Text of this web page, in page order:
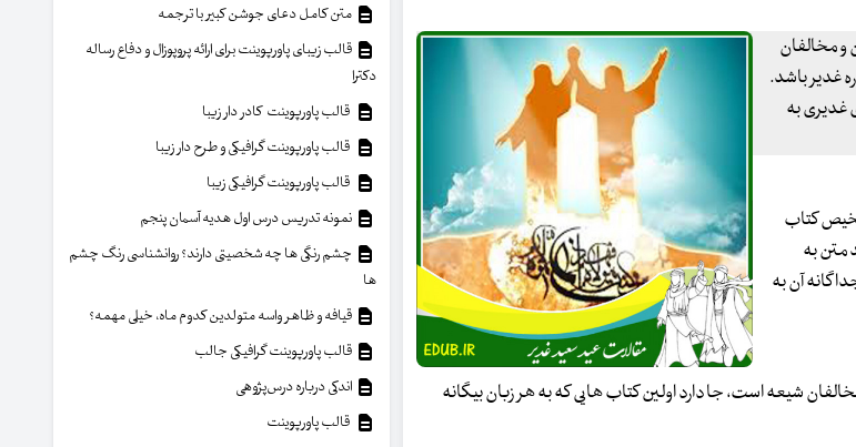
و مخالفان
غدیر باشد.
غدیری به
کتاب
متن به
آن به
شیعه است، جا دارد اولین کتاب هایی که به هر زبان بیگانه
متن کامل دعای جوشن کبیر با ترجمه
قالب زیبای پاورپوینت برای ارائه پروپوزال و دفاع رساله
دکترا
قالب پاورپوینت کادر دار زیبا
قالب پاورپوینت گرافیکی و طرح دار زیبا
قالب پاورپوینت گرافیکی زیبا
نمونه تدریس درس اول هدیه آسمان پنجم
چشم رنگی ها چه شخصیتی دارند؟ روانشناسی رنگ چشم
ها
قیافه و ظاهر واسه متولدین کدوم ماه، خیلی مهمه؟
قالب پاورپوینت گرافیکی جالب
اندکی درباره درس‌پژوهی
قالب پاورپوینت